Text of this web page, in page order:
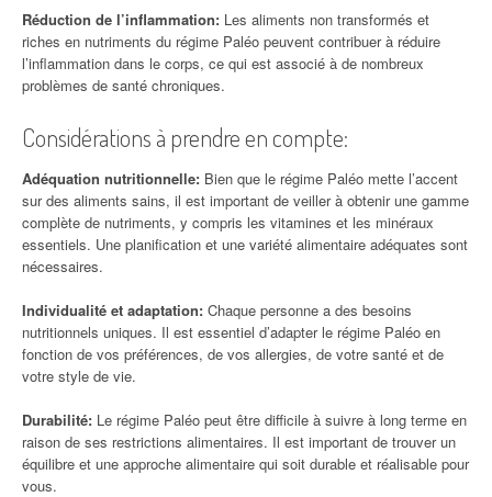
Réduction de l’inflammation: Les aliments non transformés et
riches en nutriments du régime Paléo peuvent contribuer à réduire
l’inflammation dans le corps, ce qui est associé à de nombreux
problèmes de santé chroniques.
Considérations à prendre en compte:
Adéquation nutritionnelle: Bien que le régime Paléo mette l’accent
sur des aliments sains, il est important de veiller à obtenir une gamme
complète de nutriments, y compris les vitamines et les minéraux
essentiels. Une planification et une variété alimentaire adéquates sont
nécessaires.
Individualité et adaptation: Chaque personne a des besoins
nutritionnels uniques. Il est essentiel d’adapter le régime Paléo en
fonction de vos préférences, de vos allergies, de votre santé et de
votre style de vie.
Durabilité: Le régime Paléo peut être difficile à suivre à long terme en
raison de ses restrictions alimentaires. Il est important de trouver un
équilibre et une approche alimentaire qui soit durable et réalisable pour
vous.